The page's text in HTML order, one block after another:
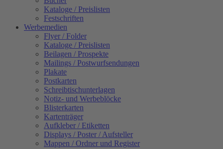
Kataloge / Preislisten
Festschriften
Werbemedien
Flyer / Folder
Kataloge / Preislisten
Beilagen / Prospekte
Mailings / Postwurfsendungen
Plakate
Postkarten
Schreibtischunterlagen
Notiz- und Werbeblöcke
Blisterkarten
Kartenträger
Aufkleber / Etiketten
Displays / Poster / Aufsteller
Mappen / Ordner und Register